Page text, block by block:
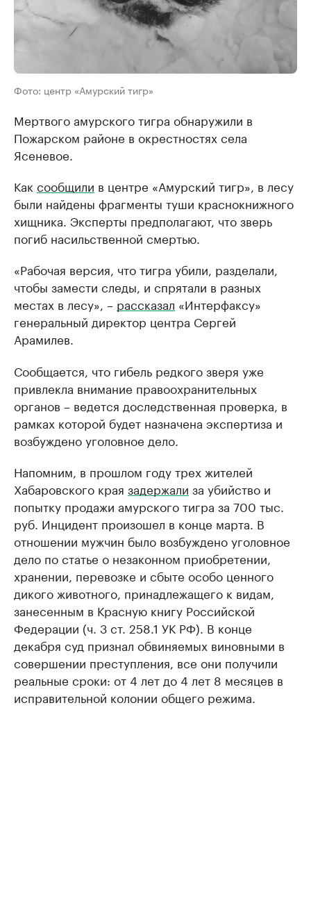
Фото: центр «Амурский тигр»
Мертвого амурского тигра обнаружили в
Пожарском районе в окрестностях села
Ясеневое.
Как сообщили в центре «Амурский тигр», в лесу
были найдены фрагменты туши краснокнижного
хищника. Эксперты предполагают, что зверь
погиб насильственной смертью.
«Рабочая версия, что тигра убили, разделали,
чтобы замести следы, и спрятали в разных
местах в лесу», – рассказал «Интерфаксу»
генеральный директор центра Сергей
Арамилев.
Сообщается, что гибель редкого зверя уже
привлекла внимание правоохранительных
органов – ведется доследственная проверка, в
рамках которой будет назначена экспертиза и
возбуждено уголовное дело.
Напомним, в прошлом году трех жителей
Хабаровского края задержали за убийство и
попытку продажи амурского тигра за 700 тыс.
руб. Инцидент произошел в конце марта. В
отношении мужчин было возбуждено уголовное
дело по статье о незаконном приобретении,
хранении, перевозке и сбыте особо ценного
дикого животного, принадлежащего к видам,
занесенным в Красную книгу Российской
Федерации (ч. 3 ст. 258.1 УК РФ). В конце
декабря суд признал обвиняемых виновными в
совершении преступления, все они получили
реальные сроки: от 4 лет до 4 лет 8 месяцев в
исправительной колонии общего режима.